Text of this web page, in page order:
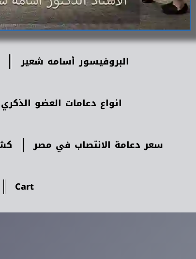
البروفيسور أسامه شعير
انواع دعامات العضو الذكري
سعر دعامة الانتصاب في مصر
Cart